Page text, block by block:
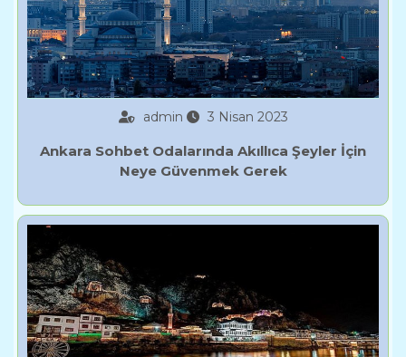
admin 3 Nisan 2023
Ankara Sohbet Odalarında Akıllıca Şeyler İçin
Neye Güvenmek Gerek